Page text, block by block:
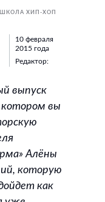
ШКОЛА ХИП-ХОП
10 февраля
2015 года
Редактор:
выпуск
вы
Алёны
которую
как